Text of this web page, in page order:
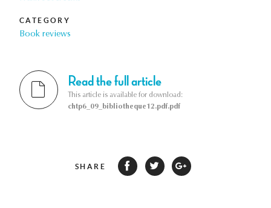
CATEGORY
Book reviews
Read the full article
This article is available for download:
chtp6_09_bibliotheque12.pdf.pdf
SHARE